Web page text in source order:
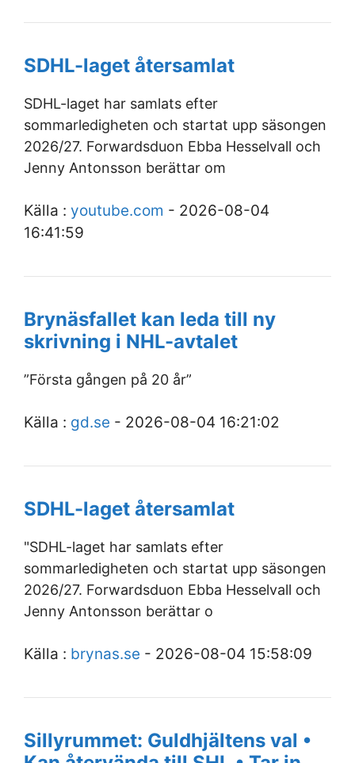
SDHL-laget återsamlat
SDHL-laget har samlats efter
sommarledigheten och startat upp säsongen
2026/27. Forwardsduon Ebba Hesselvall och
Jenny Antonsson berättar om
Källa : youtube.com - 2026-08-04
16:41:59
Brynäsfallet kan leda till ny
skrivning i NHL-avtalet
”Första gången på 20 år”
Källa : gd.se - 2026-08-04 16:21:02
SDHL-laget återsamlat
"SDHL-laget har samlats efter
sommarledigheten och startat upp säsongen
2026/27. Forwardsduon Ebba Hesselvall och
Jenny Antonsson berättar o
Källa : brynas.se - 2026-08-04 15:58:09
Sillyrummet: Guldhjältens val •